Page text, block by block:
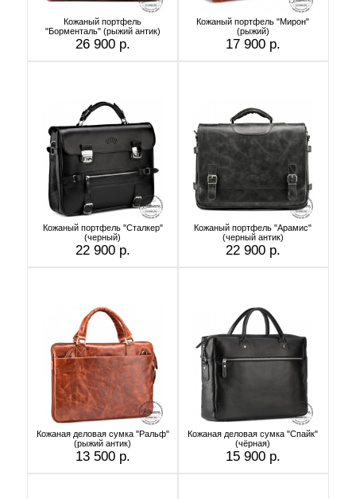
Кожаный портфель
"Борменталь" (рыжий антик)
26 900 р.
Кожаный портфель "Мирон"
(рыжий)
17 900 р.
Кожаный портфель "Сталкер"
(черный)
22 900 р.
Кожаный портфель "Арамис"
(черный антик)
22 900 р.
Кожаная деловая сумка "Ральф"
(рыжий антик)
13 500 р.
Кожаная деловая сумка "Спайк"
(чёрная)
15 900 р.